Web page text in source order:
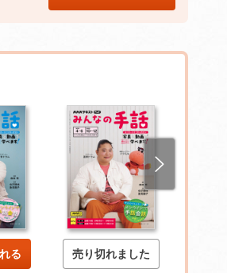
る 売り切れました